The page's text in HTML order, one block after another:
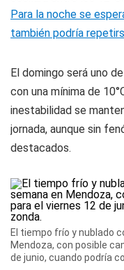
Para la noche se
también podría
El domingo será uno
con una mínima de
inestabilidad se
jornada, aunque sin
destacados.
El tiempo frío y nublado
Mendoza, con posible
de junio, cuando podría